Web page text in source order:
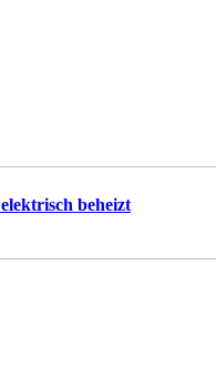
elektrisch beheizt